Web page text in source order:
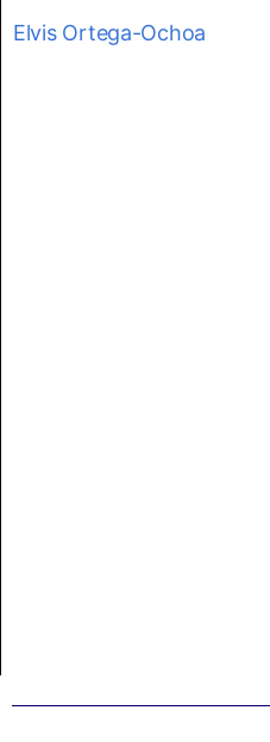
Elvis Ortega-Ochoa